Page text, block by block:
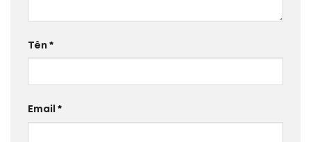
Tên *
Email *